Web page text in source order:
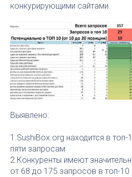
конкурирующими сайтами.
Выявлено:
1.SushiBox.org находится в
пяти запросам
2.Конкуренты имеют
от 68 до 175 запросов в топ-10